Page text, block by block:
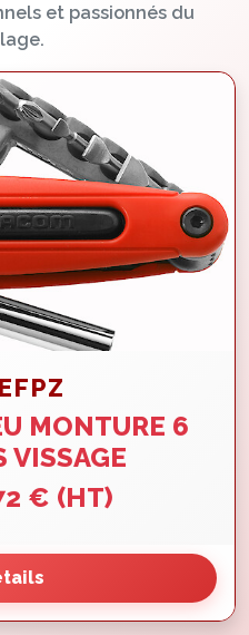
et passionnés du
MONTURE 6
VISSAGE
€ (HT)